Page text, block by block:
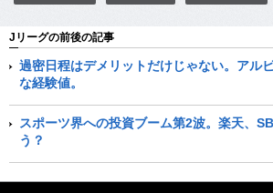
Jリーグの前後の記事
過密日程はデメリットだけじゃない。アル
な経験値。
スポーツ界への投資ブーム第2波。楽天、
う？